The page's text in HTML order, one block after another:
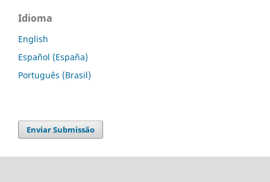
Idioma
English
Español (España)
Português (Brasil)
Enviar Submissão